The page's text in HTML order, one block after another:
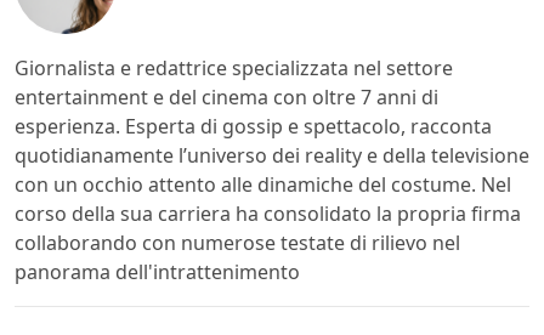
Giornalista e redattrice specializzata nel settore
entertainment e del cinema con oltre 7 anni di
esperienza. Esperta di gossip e spettacolo, racconta
quotidianamente l’universo dei reality e della televisione
con un occhio attento alle dinamiche del costume. Nel
corso della sua carriera ha consolidato la propria firma
collaborando con numerose testate di rilievo nel
panorama dell'intrattenimento